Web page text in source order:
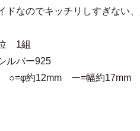
ドなのでキッチリしすぎ
1組
ルバー925
約12mm ー=幅約17mm